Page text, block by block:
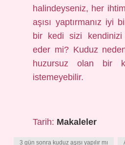
halindeyseniz, her
aşısı yaptırmanız iyi
bir kedi sizi kendinizi
eder mi? Kuduz
huzursuz olan bir
istemeyebilir.
Tarih: Makaleler
3 gün sonra kuduz aşısı yapılır mı